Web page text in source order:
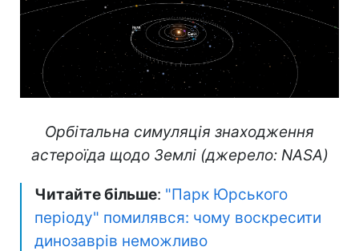
Орбітальна симуляція знаходження
астероїда щодо Землі (джерело: NASA)
Читайте більше: "Парк Юрського
періоду" помилявся: чому воскресити
динозаврів неможливо